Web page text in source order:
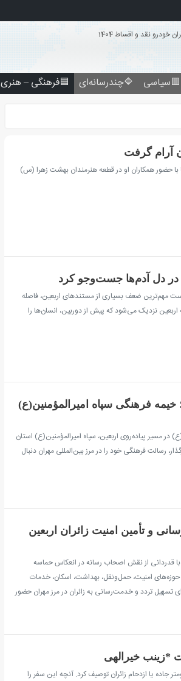
🟥سیاسی 🔷چندرسانه‌ای 🟦فرهنگی – هنری
آرام گرفت
با حضور همکاران او در قطعه هنرمندان بهشت زهرا (س)
در دل آدم‌ها جست‌وجو کرد
مهم‌ترین ضعف بسیاری از مستندهای اربعین، فاصله
نزدیک می‌شود که پیش از دوربین، انسان‌ها را
فرهنگی سپاه امیرالمؤمنین(ع)
در مسیر پیاده‌روی اربعین، سپاه امیرالمؤمنین(ع) استان
رسالت فرهنگی خود را در مرز بین‌المللی مهران دنبال
و تأمین امنیت زائران اربعین
با قدردانی از نقش اصحاب رسانه در انعکاس حماسه
امنیت، حمل‌ونقل، بهداشت، اسکان، خدمات
تسهیل تردد و خدمت‌رسانی به زائران در مرز مهران حضور
*زینب خیرالهی
جاده‌ یا ازدحام زائران توصیف کرد. آنچه این سفر را